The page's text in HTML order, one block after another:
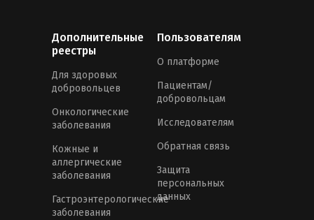
Дополнительные
реестры
Для здоровых
добровольцев
Онкологические
заболевания
Кожные и
аллергические
заболевания
Гастроэнтерологические
заболевания
Пользователям
О платформе
Пациентам/
добровольцам
Исследователям
Обратная связь
Защита
персональных
данных